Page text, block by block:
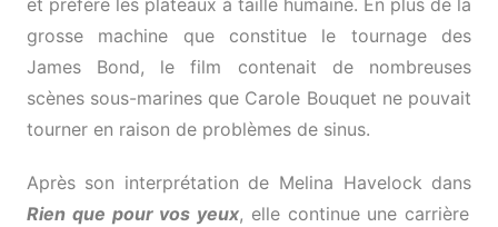
et préfère les plateaux à taille humaine. En plus de la
grosse machine que constitue le tournage des
James Bond, le film contenait de nombreuses
scènes sous-marines que Carole Bouquet ne pouvait
tourner en raison de problèmes de sinus.
Après son interprétation de Melina Havelock dans
Rien que pour vos yeux, elle continue une carrière